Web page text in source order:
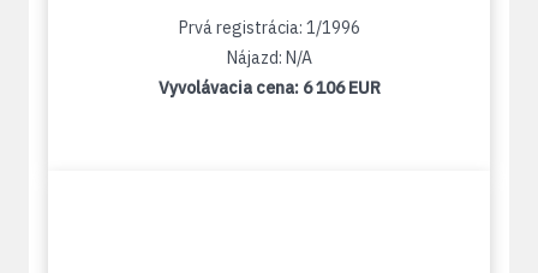
Prvá registrácia: 1/1996
Nájazd: N/A
Vyvolávacia cena: 6 106 EUR